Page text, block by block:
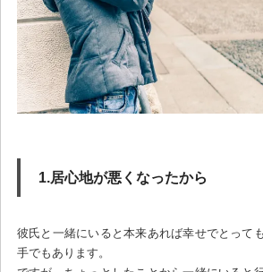
1.居心地が悪くなったから
彼氏と一緒にいると本来あれば幸せでとって
手でもあります。